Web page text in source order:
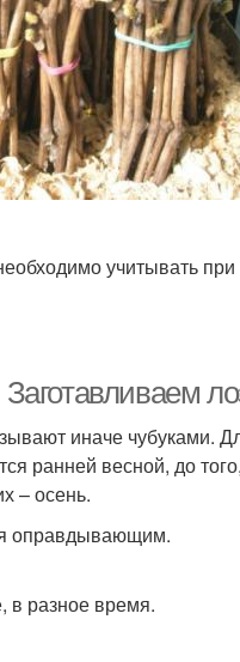
учитывать при
иначе чубуками.
ранней весной, до
– осень.
оправдывающим.
в разное время.